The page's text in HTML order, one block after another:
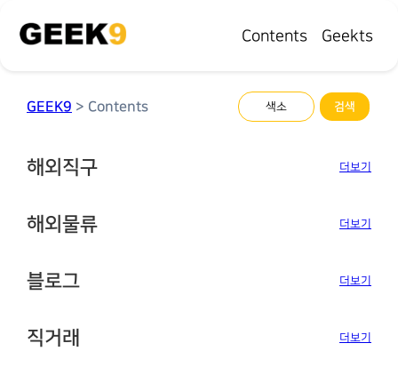
Contents Geekts
GEEK9 > Contents
해외직구 더보기
해외물류 더보기
블로그 더보기
직거래 더보기